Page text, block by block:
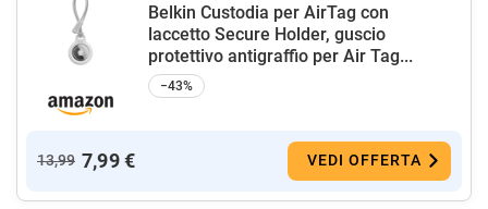
Belkin Custodia per AirTag con
laccetto Secure Holder, guscio
protettivo antigraffio per Air Tag...
−43%
13,99 7,99 € VEDI OFFERTA